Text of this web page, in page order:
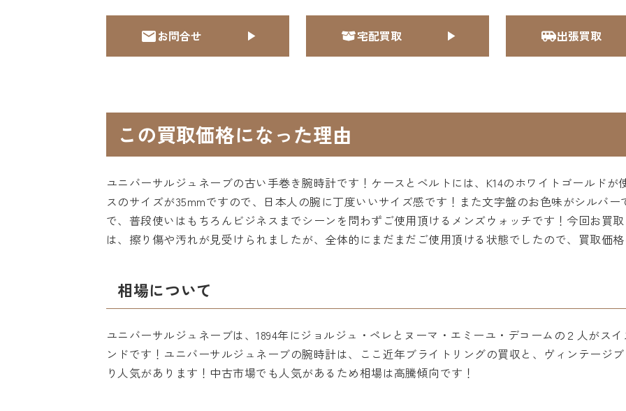
お問合せ 宅配買取 出張買取
この買取価格になった理由
ユニバーサルジュネーブの古い手巻き腕時計です！ケースとベルトには、K14のホワイトゴールド
スのサイズが35mmですので、日本人の腕に丁度いいサイズ感です！また文字盤のお色味がシルバ
で、普段使いはもちろんビジネスまでシーンを問わずご使用頂けるメンズウォッチです！今回お買
は、擦り傷や汚れが見受けられましたが、全体的にまだまだご使用頂ける状態でしたので、買取価
相場について
ユニバーサルジュネーブは、1894年にジョルジュ・ペレとヌーマ・エミーユ・デコームの２人がス
ンドです！ユニバーサルジュネーブの腕時計は、ここ近年ブライトリングの買収と、ヴィンテージ
り人気があります！中古市場でも人気があるため相場は高騰傾向です！